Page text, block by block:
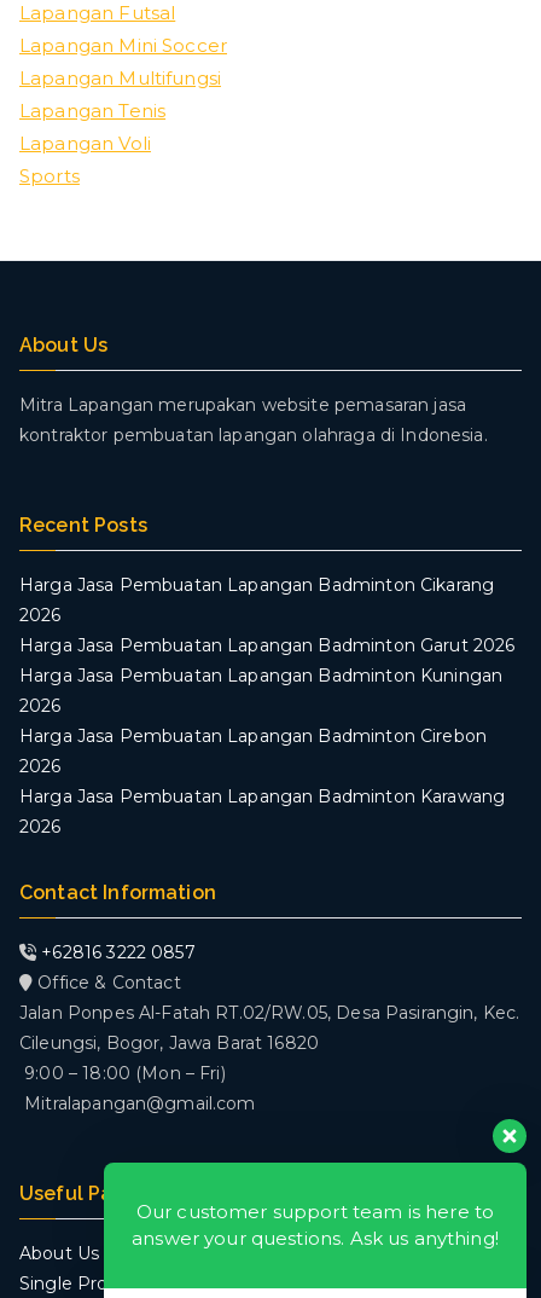
Lapangan Futsal
Lapangan Mini Soccer
Lapangan Multifungsi
Lapangan Tenis
Lapangan Voli
Sports
About Us
Mitra Lapangan merupakan website pemasaran jasa
kontraktor pembuatan lapangan olahraga di Indonesia.
Recent Posts
Harga Jasa Pembuatan Lapangan Badminton Cikarang
2026
Harga Jasa Pembuatan Lapangan Badminton Garut 2026
Harga Jasa Pembuatan Lapangan Badminton Kuningan
2026
Harga Jasa Pembuatan Lapangan Badminton Cirebon
2026
Harga Jasa Pembuatan Lapangan Badminton Karawang
2026
Contact Information
+62816 3222 0857
Office & Contact
Jalan Ponpes Al-Fatah RT.02/RW.05, Desa Pasirangin, Kec.
Cileungsi, Bogor, Jawa Barat 16820
9:00 – 18:00 (Mon – Fri)
Mitralapangan@gmail.com
Useful Pages
About Us
Single Project
Our customer support team is here to
answer your questions. Ask us anything!